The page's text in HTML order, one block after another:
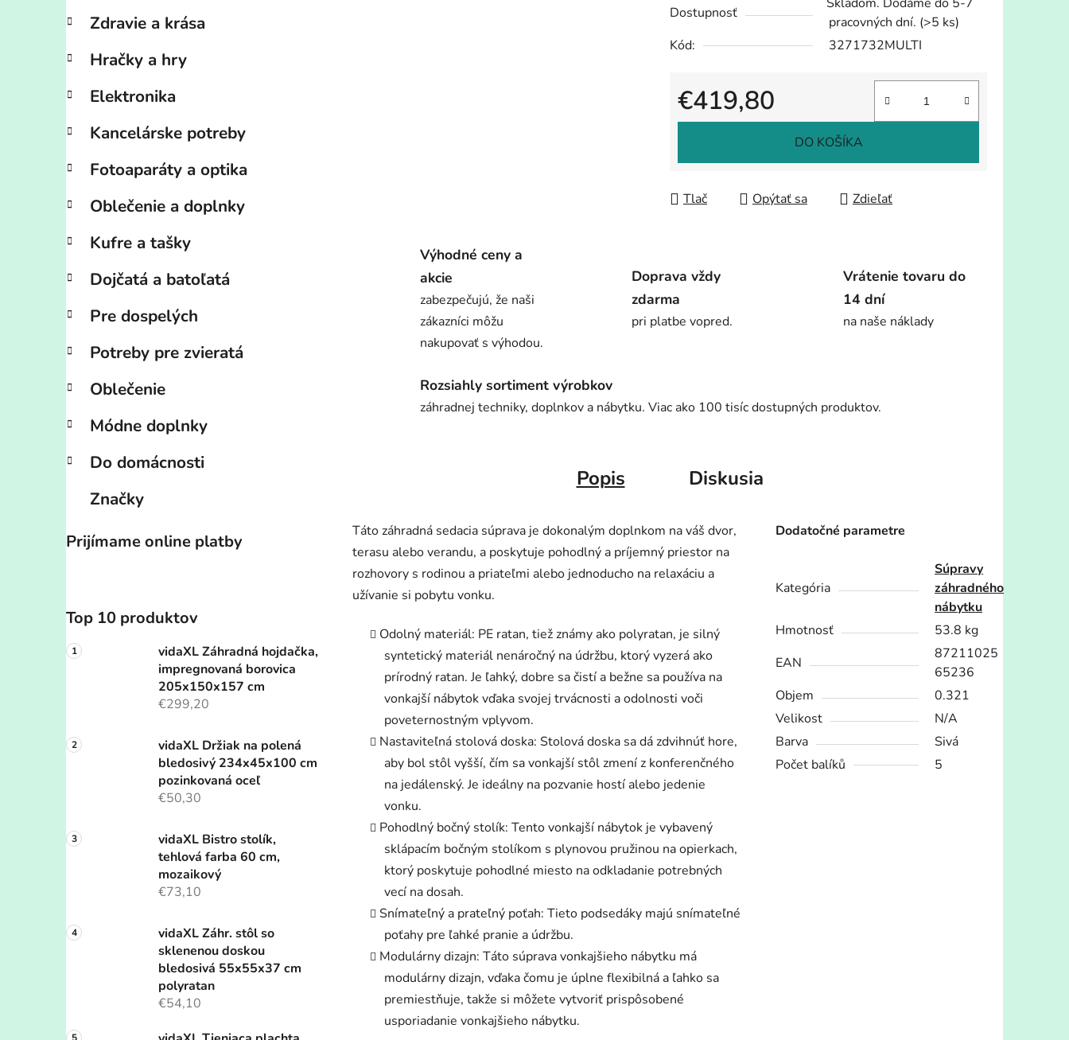
Zdravie a krása
Hračky a hry
Elektronika
Kancelárske potreby
Fotoaparáty a optika
Oblečenie a doplnky
Kufre a tašky
Dojčatá a batoľatá
Pre dospelých
Potreby pre zvieratá
Oblečenie
Módne doplnky
Do domácnosti
Značky
Prijímame online platby
Top 10 produktov
vidaXL Záhradná hojdačka,
impregnovaná borovica
205x150x157 cm
€299,20
vidaXL Držiak na polená
bledosivý 234x45x100 cm
pozinkovaná oceľ
€50,30
vidaXL Bistro stolík,
tehlová farba 60 cm,
mozaikový
€73,10
vidaXL Záhr. stôl so
sklenenou doskou
bledosivá 55x55x37 cm
polyratan
€54,10
Dostupnosť
pracovných dní. (>5 ks)
Kód:
3271732MULTI
€419,80
Jednotková cena:
DO KOŠÍKA
Tlač Opýtať sa Zdieľať
Výhodné ceny a
akcie
zabezpečujú, že naši
zákazníci môžu
nakupovať s výhodou.
Doprava vždy
zdarma
pri platbe vopred.
Vrátenie tovaru do
14 dní
na naše náklady
Rozsiahly sortiment výrobkov
záhradnej techniky, doplnkov a nábytku. Viac ako 100 tisíc dostupných produktov.
Popis Diskusia
Táto záhradná sedacia súprava je dokonalým doplnkom na váš dvor,
terasu alebo verandu, a poskytuje pohodlný a príjemný priestor na
rozhovory s rodinou a priateľmi alebo jednoducho na relaxáciu a
užívanie si pobytu vonku.
Odolný materiál: PE ratan, tiež známy ako polyratan, je silný
syntetický materiál nenáročný na údržbu, ktorý vyzerá ako
prírodný ratan. Je ľahký, dobre sa čistí a bežne sa používa na
vonkajší nábytok vďaka svojej trvácnosti a odolnosti voči
poveternostným vplyvom.
Nastaviteľná stolová doska: Stolová doska sa dá zdvihnúť hore,
aby bol stôl vyšší, čím sa vonkajší stôl zmení z konferenčného
na jedálenský. Je ideálny na pozvanie hostí alebo jedenie
vonku.
Pohodlný bočný stolík: Tento vonkajší nábytok je vybavený
sklápacím bočným stolíkom s plynovou pružinou na opierkach,
ktorý poskytuje pohodlné miesto na odkladanie potrebných
vecí na dosah.
Snímateľný a prateľný poťah: Tieto podsedáky majú snímateľné
poťahy pre ľahké pranie a údržbu.
Modulárny dizajn: Táto súprava vonkajšieho nábytku má
modulárny dizajn, vďaka čomu je úplne flexibilná a ľahko sa
premiestňuje, takže si môžete vytvoriť prispôsobené
usporiadanie vonkajšieho nábytku.
Dodatočné parametre
Kategória
Súpravy
záhradného
nábytku
Hmotnosť
53.8 kg
EAN
87211025
65236
Objem
0.321
Velikost
N/A
Barva
Sivá
Počet balíků
5